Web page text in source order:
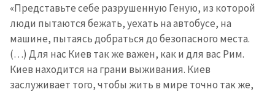
«Представьте себе разрушенную Геную, из которой
люди пытаются бежать, уехать на автобусе, на
машине, пытаясь добраться до безопасного места.
(…) Для нас Киев так же важен, как и для вас Рим.
Киев находится на грани выживания. Киев
заслуживает того, чтобы жить в мире точно так же,